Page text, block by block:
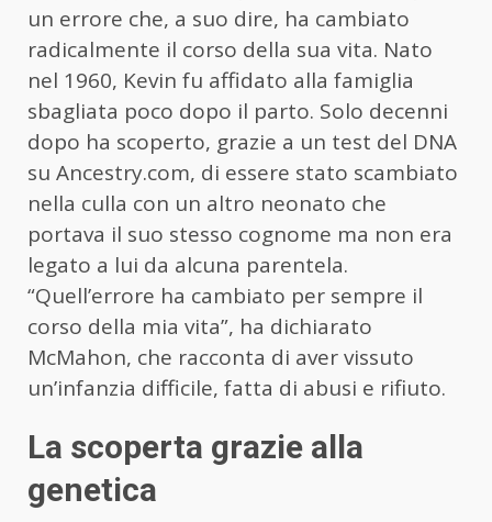
un errore che, a suo dire, ha cambiato
radicalmente il corso della sua vita. Nato
nel 1960, Kevin fu affidato alla famiglia
sbagliata poco dopo il parto. Solo decenni
dopo ha scoperto, grazie a un test del DNA
su Ancestry.com, di essere stato scambiato
nella culla con un altro neonato che
portava il suo stesso cognome ma non era
legato a lui da alcuna parentela.
“Quell’errore ha cambiato per sempre il
corso della mia vita”, ha dichiarato
McMahon, che racconta di aver vissuto
un’infanzia difficile, fatta di abusi e rifiuto.
La scoperta grazie alla
genetica